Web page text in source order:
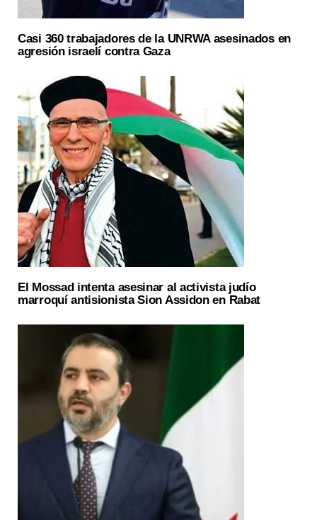
Casi 360 trabajadores de la UNRWA asesinados en
agresión israelí contra Gaza
El Mossad intenta asesinar al activista judío
marroquí antisionista Sion Assidon en Rabat